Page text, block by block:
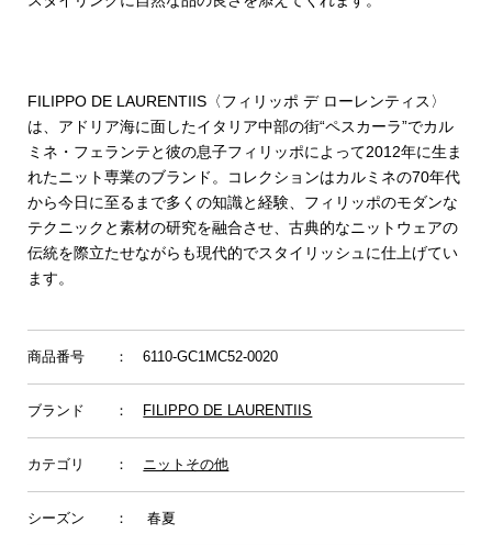
FILIPPO DE LAURENTIIS〈フィリッポ デ ローレンティス〉
は、アドリア海に面したイタリア中部の街“ペスカーラ”でカル
ミネ・フェランテと彼の息子フィリッポによって2012年に生ま
れたニット専業のブランド。コレクションはカルミネの70年代
から今日に至るまで多くの知識と経験、フィリッポのモダンな
テクニックと素材の研究を融合させ、古典的なニットウェアの
伝統を際立たせながらも現代的でスタイリッシュに仕上げてい
ます。
商品番号 ： 6110-GC1MC52-0020
ブランド ： FILIPPO DE LAURENTIIS
カテゴリ ： ニットその他
シーズン ： 春夏